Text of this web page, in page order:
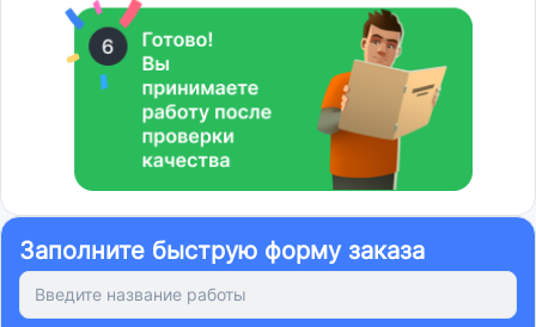
Заполните быструю форму заказа